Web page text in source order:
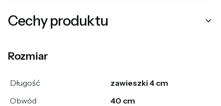
Cechy produktu
Rozmiar
Długość
zawieszki 4 cm
Obwód
40 cm